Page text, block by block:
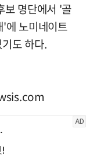
보 명단에서 '골
에 노미네이트
도 하다.